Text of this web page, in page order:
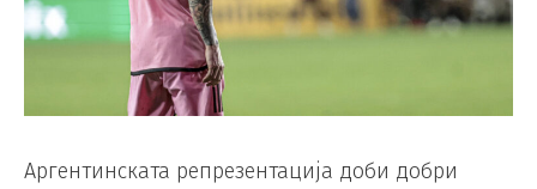
Аргентинската репрезентација доби добри